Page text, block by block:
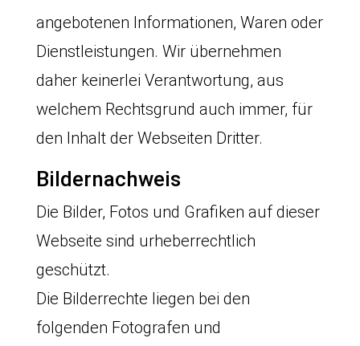
angebotenen Informationen, Waren oder
Dienstleistungen. Wir übernehmen
daher keinerlei Verantwortung, aus
welchem Rechtsgrund auch immer, für
den Inhalt der Webseiten Dritter.
Bildernachweis
Die Bilder, Fotos und Grafiken auf dieser
Webseite sind urheberrechtlich
geschützt.
Die Bilderrechte liegen bei den
folgenden Fotografen und